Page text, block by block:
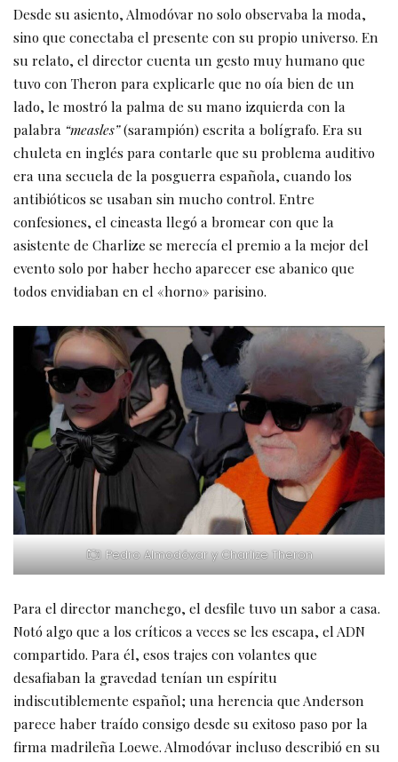
Desde su asiento, Almodóvar no solo observaba la moda,
sino que conectaba el presente con su propio universo. En
su relato, el director cuenta un gesto muy humano que
tuvo con Theron para explicarle que no oía bien de un
lado, le mostró la palma de su mano izquierda con la
palabra “measles”(sarampión) escrita a bolígrafo. Era su
chuleta en inglés para contarle que su problema auditivo
era una secuela de la posguerra española, cuando los
antibióticos se usaban sin mucho control. Entre
confesiones, el cineasta llegó a bromear con que la
asistente de Charlize se merecía el premio a la mejor del
evento solo por haber hecho aparecer ese abanico que
todos envidiaban en el «horno» parisino.
Pedro Almodóvar y Charlize Theron
Para el director manchego, el desfile tuvo un sabor a casa.
Notó algo que a los críticos a veces se les escapa, el ADN
compartido. Para él, esos trajes con volantes que
desafiaban la gravedad tenían un espíritu
indiscutiblemente español; una herencia que Anderson
parece haber traído consigo desde su exitoso paso por la
firma madrileña Loewe. Almodóvar incluso describió en su